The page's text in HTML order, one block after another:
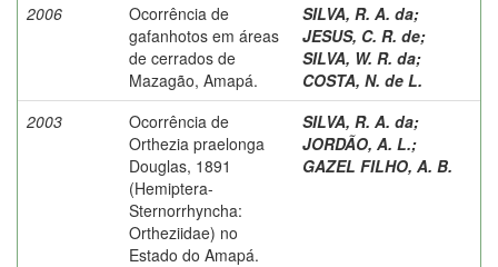
2006
Ocorrência de
gafanhotos em áreas
de cerrados de
Mazagão, Amapá.
SILVA, R. A. da;
JESUS, C. R. de;
SILVA, W. R. da;
COSTA, N. de L.
2003
Ocorrência de
Orthezia praelonga
Douglas, 1891
(Hemiptera-
Sternorrhyncha:
Ortheziidae) no
Estado do Amapá.
SILVA, R. A. da;
JORDÃO, A. L.;
GAZEL FILHO, A. B.